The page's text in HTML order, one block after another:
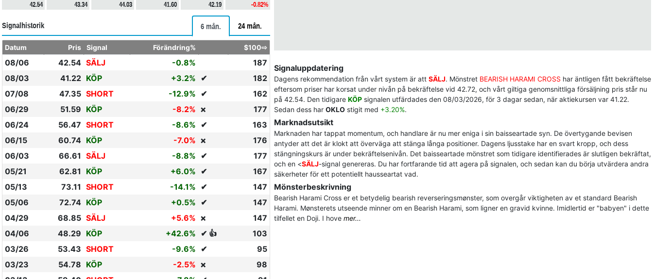
42.54 43.34 44.03 41.60 42.19 -0.82%
Signalhistorik 6 mån. 24 mån.
Datum Pris Signal Förändring% $100⇨
08/06 42.54 SÄLJ -0.8%
187
08/03
41.22 KÖP +3.2% ✔
182
07/08
47.35 SHORT -12.9% ✔
162
06/29
51.59 KÖP -8.2% ❌
177
06/24
56.47 SHORT -8.6% ✔
163
06/15
60.74 KÖP -7.0% ❌
176
06/03
66.61 SÄLJ -8.8% ✔
177
05/21
62.81 KÖP +6.0% ✔
167
05/13
73.11 SHORT -14.1% ✔
147
05/06
72.74 KÖP +0.5% ✔
147
04/29
68.85 SÄLJ +5.6% ❌
147
04/06
48.29 KÖP +42.6% ✔ 👍
103
03/26
53.43 SHORT -9.6% ✔
95
03/23
54.78 KÖP -2.5% ❌
98
Signaluppdatering
Dagens rekommendation från vårt system är att SÄLJ. Mönstret BEARISH HARAMI CROSS har äntligen fått bekräftelse
eftersom priser har korsat under nivån på bekräftelse vid 42.72, och vårt giltiga genomsnittliga försäljning pris står nu
på 42.54. Den tidigare KÖP signalen utfärdades den 08/03/2026, för 3 dagar sedan, när aktiekursen var 41.22.
Sedan dess har OKLO stigit med +3.20%.
Marknadsutsikt
Marknaden har tappat momentum, och handlare är nu mer eniga i sin baisseartade syn. De övertygande bevisen
antyder att det är klokt att överväga att stänga långa positioner. Dagens ljusstake har en svart kropp, och dess
stängningskurs är under bekräftelsenivån. Det baisseartade mönstret som tidigare identifierades är slutligen bekräftat,
och en <SÄLJ-signal genereras. Du har fortfarande tid att agera på signalen, och sedan kan du börja utvärdera andra
säkerheter för ett potentiellt hausseartat vad.
Mönsterbeskrivning
Bearish Harami Cross er et betydelig bearish reverseringsmønster, som overgår viktigheten av et standard Bearish
Harami. Mønsterets utseende minner om en Bearish Harami, som ligner en gravid kvinne. Imidlertid er "babyen" i dette
tilfellet en Doji. I hove mer...